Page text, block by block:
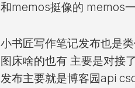
和memos挺像的 memos
小书匠写作笔记发布也是
图床啥的也有 主要是对接
发布主要就是博客园api